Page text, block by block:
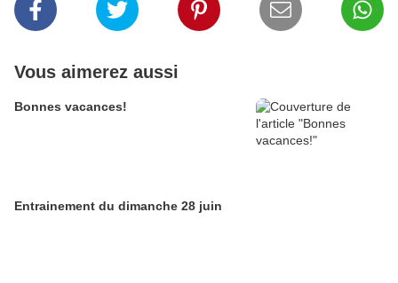
Vous aimerez aussi
Bonnes vacances!
Entrainement du dimanche 28 juin